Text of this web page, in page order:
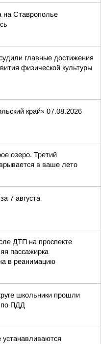
на Ставрополье
главные достижения
физической культуры
край» 07.08.2026
озеро. Третий
в ваше лето
7 августа
ДТП на проспекте
пассажирка
в реанимацию
школьники прошли
по ПДД